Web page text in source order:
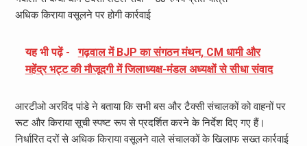
अधिक किराया वसूलने पर होगी कार्रवाई
यह भी पढ़ें -
गढ़वाल में BJP का संगठन मंथन, CM धामी और
महेंद्र भट्ट की मौजूदगी में जिलाध्यक्ष-मंडल अध्यक्षों से सीधा संवाद
आरटीओ अरविंद पांडे ने बताया कि सभी बस और टैक्सी संचालकों को वाहनों पर
रूट और किराया सूची स्पष्ट रूप से प्रदर्शित करने के निर्देश दिए गए हैं।
निर्धारित दरों से अधिक किराया वसूलने वाले संचालकों के खिलाफ सख्त कार्रवाई